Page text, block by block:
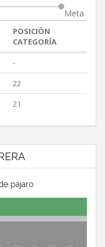
Meta
POSICIÓN
CATEGORÍA
-
22
21
pájaro